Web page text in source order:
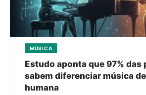
MÚSICA
Estudo aponta que 97% das
sabem diferenciar música
humana